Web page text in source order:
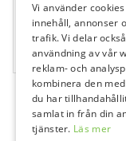
613240
Hu-Friedy
1 st
Vi använder
innehåll, annonser
trafik. Vi delar
användning av vår
reklam- och
kombinera den
du har
samlat in från din
tjänster. Läs mer